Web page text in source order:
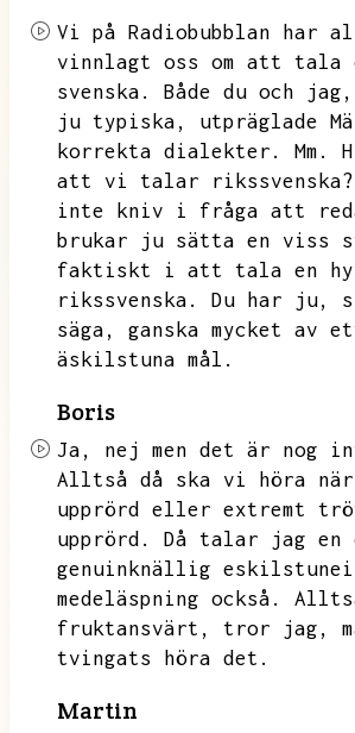
Vi på Radiobubblan har
vinnlagt oss om att tala
svenska.
Både du och jag,
ju typiska,
utpräglade
korrekta dialekter.
Mm.
att vi talar rikssvenska?
inte kniv i fråga att
brukar ju sätta en viss
faktiskt i att tala en
rikssvenska.
Du har ju,
säga,
ganska mycket av
äskilstuna mål.
Boris
Ja,
nej men det är nog
Alltså då ska vi höra
upprörd eller extremt
upprörd.
Då talar jag en
genuinknällig
medeläspning också.
fruktansvärt,
tror jag,
tvingats höra det.
Martin